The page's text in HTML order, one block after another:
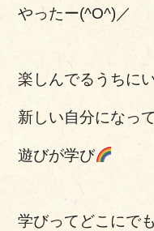
やったー(^O^)／
楽しんでるうちに
新しい自分になっ
遊びが学び
学びってどこにで